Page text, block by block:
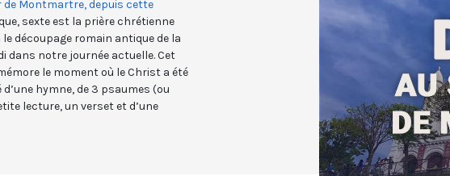
de Montmartre, depuis cette
sexte est la prière chrétienne
découpage romain antique de la
dans notre journée actuelle. Cet
le moment où le Christ a été
hymne, de 3 psaumes (ou
lecture, un verset et d’une